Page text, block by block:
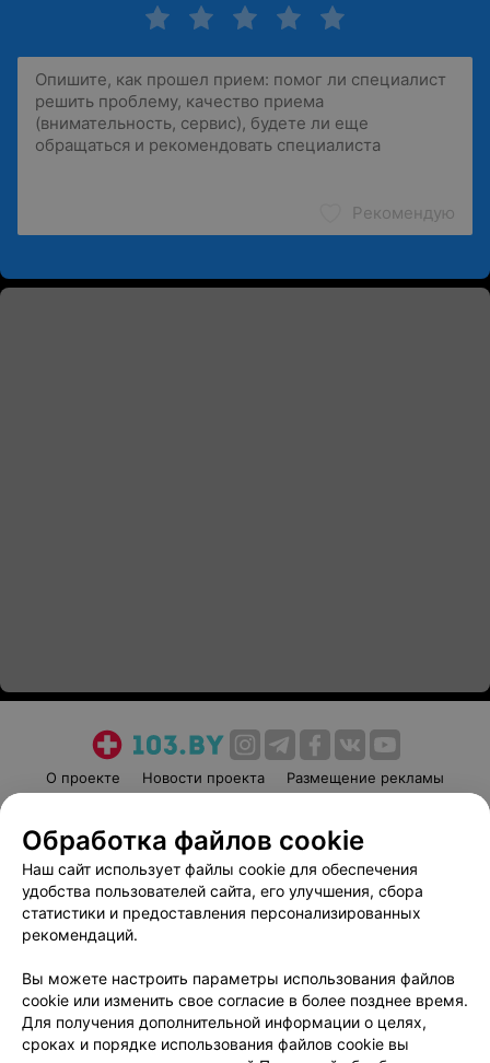
Рекомендую
О проекте Новости проекта
Размещение рекламы
Пользовательское соглашение
Способы оплаты
Вакансии
Партнеры
Написать руководителю 103.by
Обработка персональных данных
Обработка файлов cookie
Наш сайт использует файлы cookie для обеспечения
удобства пользователей сайта, его улучшения, сбора
статистики и предоставления персонализированных
рекомендаций.
Вы можете настроить параметры использования файлов
cookie или изменить свое согласие в более позднее время.
Для получения дополнительной информации о целях,
сроках и порядке использования файлов cookie вы